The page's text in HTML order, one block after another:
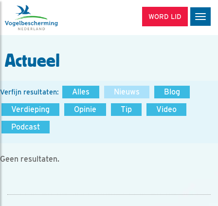
WORD LID
Actueel
Verfijn resultaten: Alles Nieuws
Blog
Verdieping
Opinie Tip
Video
Podcast
Geen resultaten.